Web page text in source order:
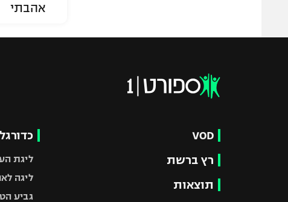
אהבתי
VOD
רץ ברשת
תוצאות
ליגת
ליגה
גביע